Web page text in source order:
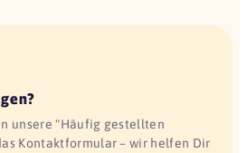
unsere "Häufig gestellten
Kontaktformular – wir helfen Dir